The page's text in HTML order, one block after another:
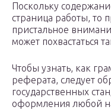
Поскольку
страница работы, то
пристальное
может похвастаться
Чтобы узнать, как
реферата, следует
государственных
оформления любой